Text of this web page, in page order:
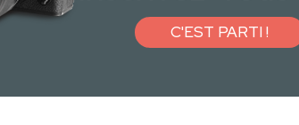
C'EST PARTI !